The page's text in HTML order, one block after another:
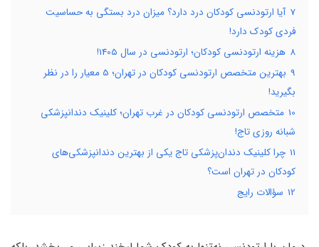
7 آیا ارتودنسی کودکان درد دارد؟ میزان درد بستگی به حساسیت
فردی کودک دارد!
8 هزینه ارتودنسی کودکان؛ ارتودنسی در سال 1405!
9
بهترین متخصص ارتودنسی کودکان در تهران؛ 5 معیار را در نظر
بگیرید!
10 متخصص ارتودنسی کودکان در غرب تهران؛ کلینیک دندانپزشکی
شبانه روزی تاج!
11 چرا کلینیک دندان‌پزشکی تاج یکی از بهترین دندانپزشکی‌های
کودکان در تهران است؟
12 سؤالات رایج